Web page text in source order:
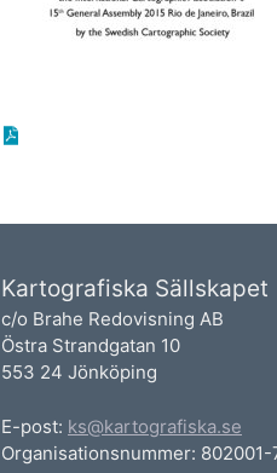
Kartografiska Sällskapet
c/o Brahe Redovisning AB
Östra Strandgatan 10
553 24 Jönköping
E-post: ks@kartografiska.se
Organisationsnummer: 802001-